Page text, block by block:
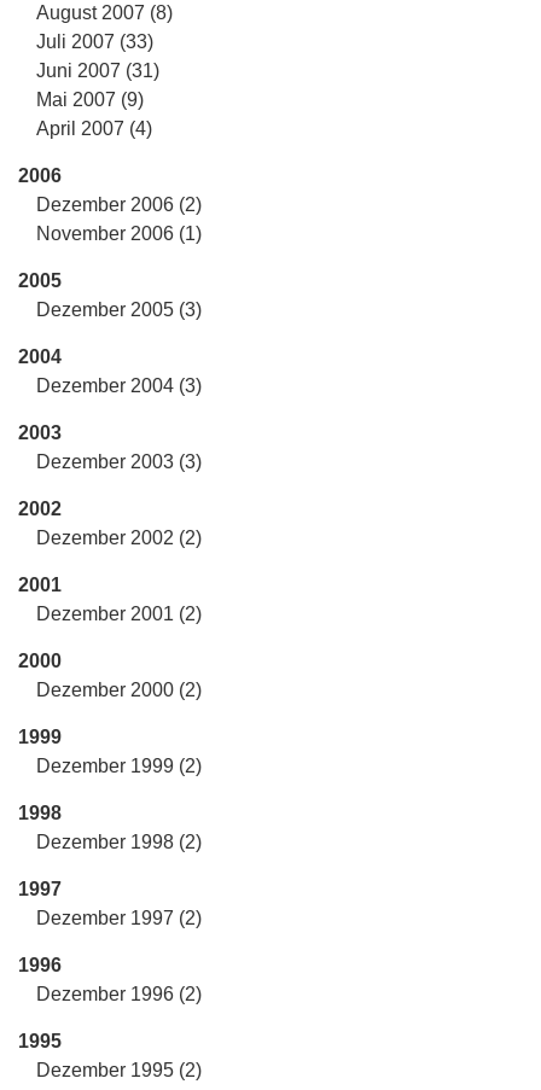
August 2007 (8)
Juli 2007 (33)
Juni 2007 (31)
Mai 2007 (9)
April 2007 (4)
2006
Dezember 2006 (2)
November 2006 (1)
2005
Dezember 2005 (3)
2004
Dezember 2004 (3)
2003
Dezember 2003 (3)
2002
Dezember 2002 (2)
2001
Dezember 2001 (2)
2000
Dezember 2000 (2)
1999
Dezember 1999 (2)
1998
Dezember 1998 (2)
1997
Dezember 1997 (2)
1996
Dezember 1996 (2)
1995
Dezember 1995 (2)